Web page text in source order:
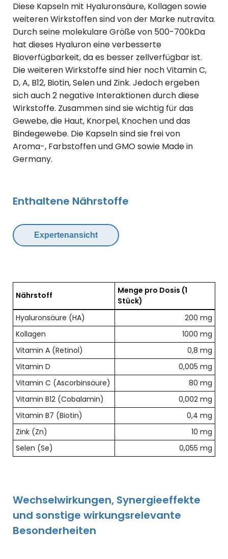
Diese Kapseln mit Hyaluronsäure, Kollagen sowie
weiteren Wirkstoffen sind von der Marke nutravita.
Durch seine molekulare Größe von 500-700kDa
hat dieses Hyaluron eine verbesserte
Bioverfügbarkeit, da es besser zellverfügbar ist.
Die weiteren Wirkstoffe sind hier noch Vitamin C,
D, A, B12, Biotin, Selen und Zink. Jedoch ergeben
sich auch 2 negative Interaktionen durch diese
Wirkstoffe. Zusammen sind sie wichtig für das
Gewebe, die Haut, Knorpel, Knochen und das
Bindegewebe. Die Kapseln sind sie frei von
Aroma-, Farbstoffen und GMO sowie Made in
Germany.
Enthaltene Nährstoffe
Expertenansicht
Übersicht der enthaltenen Nährstoffe pro Dosis
Nährstoff Menge pro Dosis (1
Stück)
Hyaluronsäure (HA)
200 mg
Kollagen
1000 mg
Vitamin A (Retinol)
0,8 mg
Vitamin D
0,005 mg
Vitamin C (Ascorbinsäure)
80 mg
Vitamin B12 (Cobalamin)
0,002 mg
Vitamin B7 (Biotin)
0,4 mg
Zink (Zn)
10 mg
Selen (Se)
0,055 mg
Wechselwirkungen, Synergieeffekte
und sonstige wirkungsrelevante
Besonderheiten